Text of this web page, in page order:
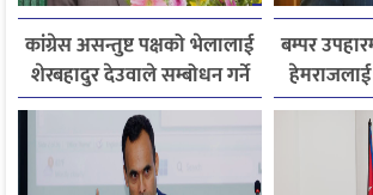
कांग्रेस असन्तुष्ट पक्षको भेलालाई
शेरबहादुर देउवाले सम्बोधन गर्ने
बम्पर
हेमराजलाई
फोन,